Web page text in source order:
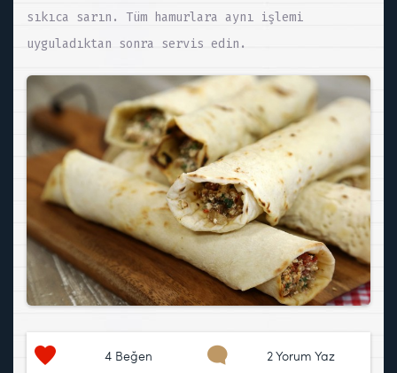
sıkıca sarın. Tüm hamurlara aynı işlemi
uyguladıktan sonra servis edin.
4 Beğen 2 Yorum Yaz